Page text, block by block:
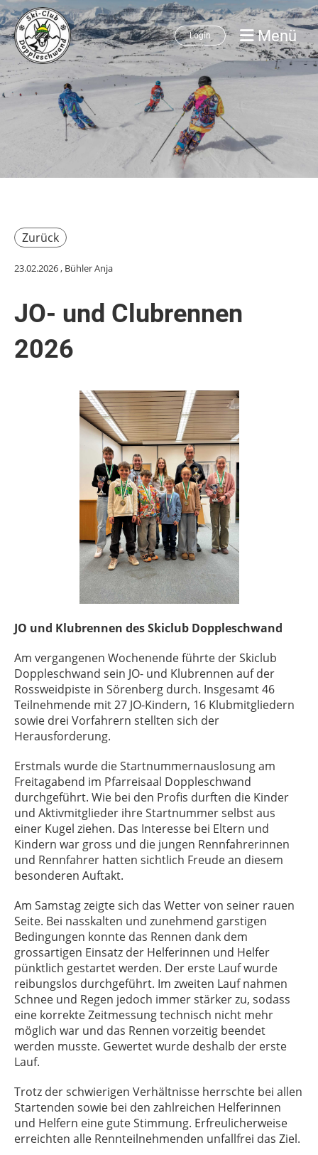
Login Menü
Zurück
23.02.2026, Bühler Anja
JO- und Clubrennen
2026
JO und Klubrennen des Skiclub Doppleschwand
Am vergangenen Wochenende führte der Skiclub
Doppleschwand sein JO- und Klubrennen auf der
Rossweidpiste in Sörenberg durch. Insgesamt 46
Teilnehmende mit 27 JO-Kindern, 16 Klubmitgliedern
sowie drei Vorfahrern stellten sich der
Herausforderung.
Erstmals wurde die Startnummernauslosung am
Freitagabend im Pfarreisaal Doppleschwand
durchgeführt. Wie bei den Profis durften die Kinder
und Aktivmitglieder ihre Startnummer selbst aus
einer Kugel ziehen. Das Interesse bei Eltern und
Kindern war gross und die jungen Rennfahrerinnen
und Rennfahrer hatten sichtlich Freude an diesem
besonderen Auftakt.
Am Samstag zeigte sich das Wetter von seiner rauen
Seite. Bei nasskalten und zunehmend garstigen
Bedingungen konnte das Rennen dank dem
grossartigen Einsatz der Helferinnen und Helfer
pünktlich gestartet werden. Der erste Lauf wurde
reibungslos durchgeführt. Im zweiten Lauf nahmen
Schnee und Regen jedoch immer stärker zu, sodass
eine korrekte Zeitmessung technisch nicht mehr
möglich war und das Rennen vorzeitig beendet
werden musste. Gewertet wurde deshalb der erste
Lauf.
Trotz der schwierigen Verhältnisse herrschte bei allen
Startenden sowie bei den zahlreichen Helferinnen
und Helfern eine gute Stimmung. Erfreulicherweise
erreichten alle Rennteilnehmenden unfallfrei das Ziel.